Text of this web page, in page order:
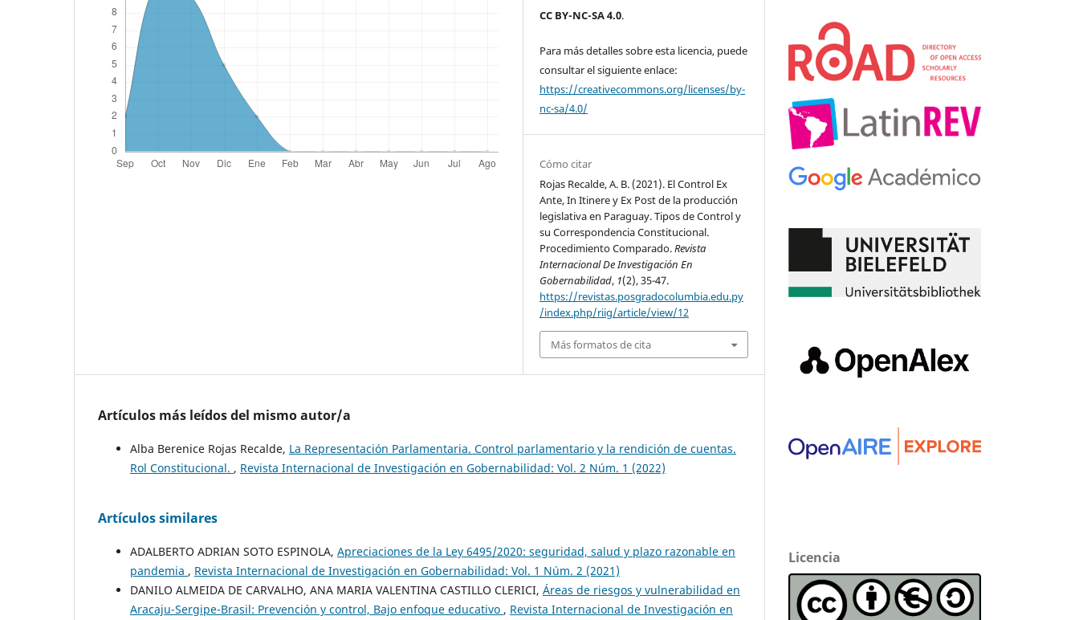
CC BY-NC-SA 4.0.
Para más detalles sobre esta licencia, puede
consultar el siguiente enlace:
https://creativecommons.org/licenses/by-
nc-sa/4.0/
Cómo citar
Rojas Recalde, A. B. (2021). El Control Ex
Ante, In Itinere y Ex Post de la producción
legislativa en Paraguay. Tipos de Control y
su Correspondencia Constitucional.
Procedimiento Comparado.Revista
Internacional De Investigación En
Gobernabilidad, 1(2), 35-47.
https://revistas.posgradocolumbia.edu.py
/index.php/riig/article/view/12
Más formatos de cita
Artículos más leídos del mismo autor/a
Alba Berenice Rojas Recalde, La Representación Parlamentaria. Control parlamentario y la rendición de cuentas.
Rol Constitucional. , Revista Internacional de Investigación en Gobernabilidad: Vol. 2 Núm. 1 (2022)
Artículos similares
ADALBERTO ADRIAN SOTO ESPINOLA, Apreciaciones de la Ley 6495/2020: seguridad, salud y plazo razonable en
pandemia , Revista Internacional de Investigación en Gobernabilidad: Vol. 1 Núm. 2 (2021)
DANILO ALMEIDA DE CARVALHO, ANA MARIA VALENTINA CASTILLO CLERICI, Áreas de riesgos y vulnerabilidad en
Aracaju-Sergipe-Brasil: Prevención y control, Bajo enfoque educativo , Revista Internacional de Investigación en
Licencia